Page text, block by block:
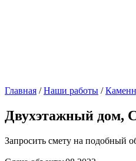
Главная /Наши работы /
Двухэтажный дом,
Запросить смету на подобный